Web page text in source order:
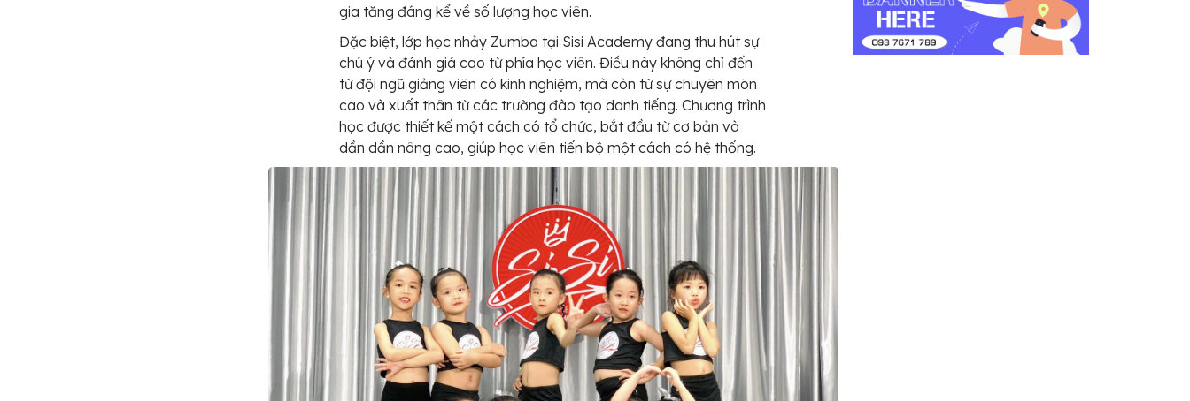
gia tăng đáng kể về số lượng học viên.
Đặc biệt, lớp học nhảy Zumba tại Sisi Academy đang thu hút sự
chú ý và đánh giá cao từ phía học viên. Điều này không chỉ đến
từ đội ngũ giảng viên có kinh nghiệm, mà còn từ sự chuyên môn
cao và xuất thân từ các trường đào tạo danh tiếng. Chương trình
học được thiết kế một cách có tổ chức, bắt đầu từ cơ bản và
dần dần nâng cao, giúp học viên tiến bộ một cách có hệ thống.